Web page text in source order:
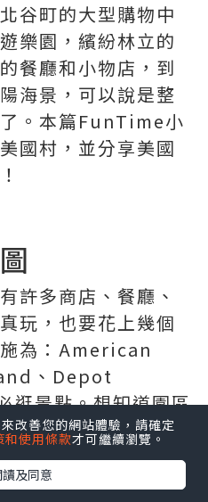
谷町的大型購物中
樂園，繽紛林立的
餐廳和小物店，到
海景，可以說是整
。本篇FunTime小
國村，並分享美國
許多商店、餐廳、
玩，也要花上幾個
為：American
、Depot
逛景點。想知道園區
美國村地圖唷！
改善您的網站體驗，請確定
和使用條款才可繼續瀏覽。
及同意